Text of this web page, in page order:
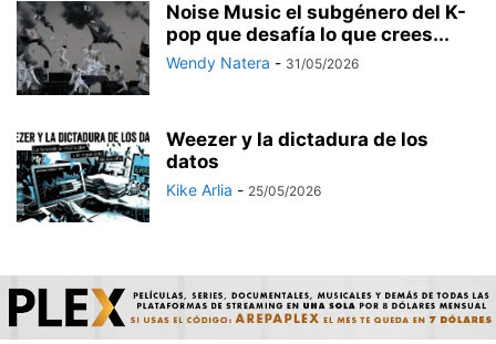
Noise Music el subgénero del K-
pop que desafía lo que crees...
Wendy Natera - 31/05/2026
Weezer y la dictadura de los
datos
Kike Arlia - 25/05/2026